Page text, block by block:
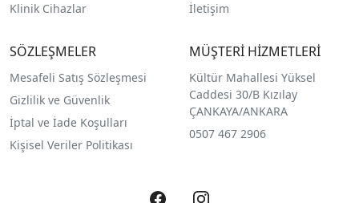
Klinik Cihazlar
İletişim
SÖZLEŞMELER
Mesafeli Satış Sözleşmesi
Gizlilik ve Güvenlik
İptal ve İade Koşulları
Kişisel Veriler Politikası
MÜŞTERİ HİZMETLERİ
Kültür Mahallesi Yüksel
Caddesi 30/B Kızılay
ÇANKAYA/ANKARA
0507 467 2906